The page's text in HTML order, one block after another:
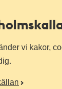
vi kakor,